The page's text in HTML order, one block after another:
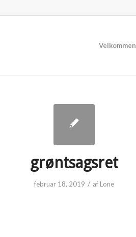
Velkommen
grøntsagsret
februar 18, 2019 / af Lone